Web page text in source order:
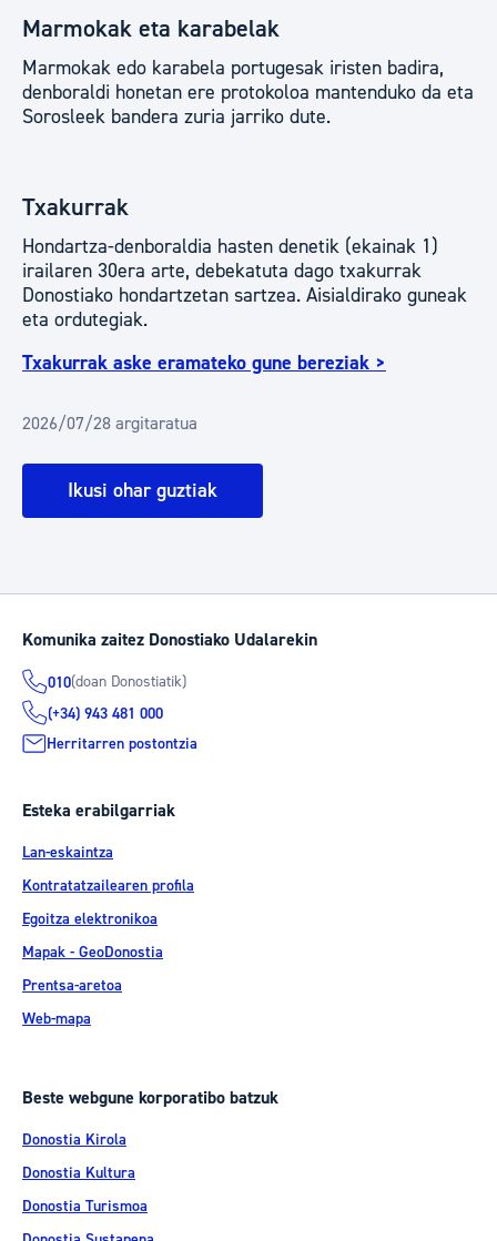
Marmokak eta karabelak
Marmokak edo karabela portugesak iristen badira,
denboraldi honetan ere protokoloa mantenduko da eta
Sorosleek bandera zuria jarriko dute.
Txakurrak
Hondartza-denboraldia hasten denetik (ekainak 1)
irailaren 30era arte, debekatuta dago txakurrak
Donostiako hondartzetan sartzea. Aisialdirako guneak
eta ordutegiak.
Txakurrak aske eramateko gune bereziak >
2026/07/28 argitaratua
Ikusi ohar guztiak
Komunika zaitez Donostiako Udalarekin
010(doan Donostiatik)
(+34) 943 481 000
Herritarren postontzia
Esteka erabilgarriak
Lan-eskaintza
Kontratatzailearen profila
Egoitza elektronikoa
Mapak - GeoDonostia
Prentsa-aretoa
Web-mapa
Beste webgune korporatibo batzuk
Donostia Kirola
Donostia Kultura
Donostia Turismoa